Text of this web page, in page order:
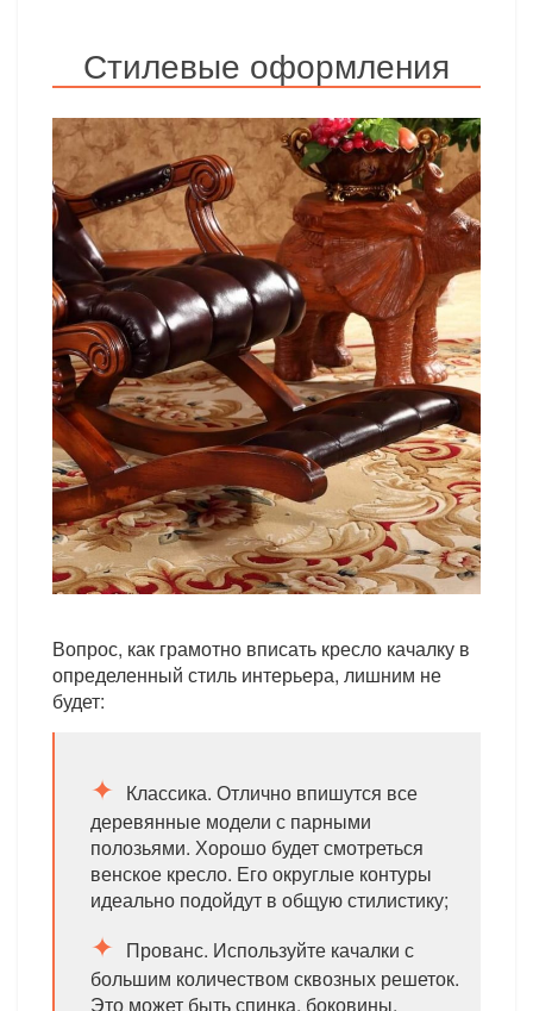
Стилевые оформления
Вопрос, как грамотно вписать кресло качалку в
определенный стиль интерьера, лишним не
будет:
Классика. Отлично впишутся все
деревянные модели с парными
полозьями. Хорошо будет смотреться
венское кресло. Его округлые контуры
идеально подойдут в общую стилистику;
Прованс. Используйте качалки с
большим количеством сквозных решеток.
Это может быть спинка, боковины.